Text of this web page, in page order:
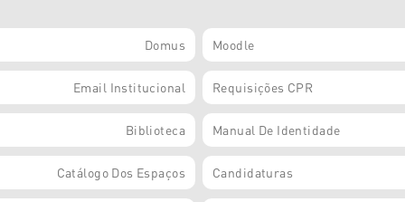
Domus Moodle
Email Institucional Requisições CPR
Biblioteca Manual De Identidade
Catálogo Dos Espaços Candidaturas